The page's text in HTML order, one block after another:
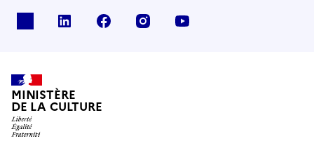
linkedin facebook instagram
MINISTÈRE
DE LA CULTURE